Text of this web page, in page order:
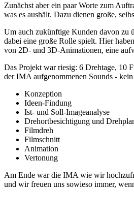
Zunächst aber ein paar Worte zum
was es aushält. Dazu dienen große,
Um auch zukünftige Kunden davon zu
dabei eine große Rolle spielt. Hier
von 2D- und 3D-Animationen, eine
Das Projekt war riesig: 6 Drehtage, 10
der IMA aufgenommenen Sounds -
Konzeption
Ideen-Findung
Ist- und Soll-Imageanalyse
Drehortbesichtigung und
Filmdreh
Filmschnitt
Animation
Vertonung
Am Ende war die IMA wie wir
und wir freuen uns sowieso immer,